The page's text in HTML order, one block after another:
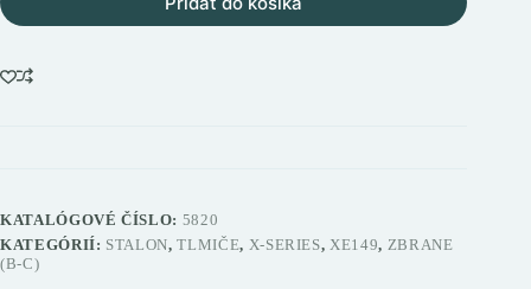
KATALÓGOVÉ ČÍSLO: 5820
KATEGÓRIÍ: STALON,TLMIČE, X-SERIES,XE149, ZBRANE
(B-C)